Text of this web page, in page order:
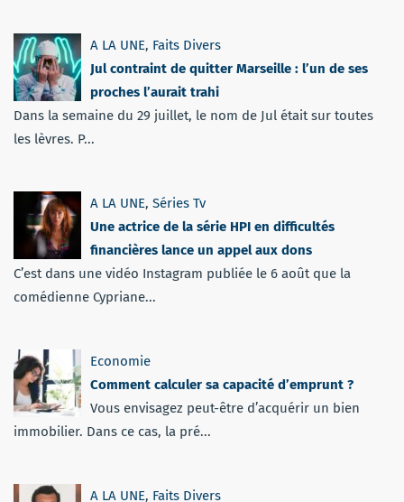
A LA UNE, Faits Divers
Jul contraint de quitter Marseille : l’un de ses
proches l’aurait trahi
Dans la semaine du 29 juillet, le nom de Jul était sur toutes
les lèvres. P...
A LA UNE, Séries Tv
Une actrice de la série HPI en difficultés
financières lance un appel aux dons
C’est dans une vidéo Instagram publiée le 6 août que la
comédienne Cypriane...
Economie
Comment calculer sa capacité d’emprunt ?
Vous envisagez peut-être d’acquérir un bien
immobilier. Dans ce cas, la pré...
A LA UNE, Faits Divers